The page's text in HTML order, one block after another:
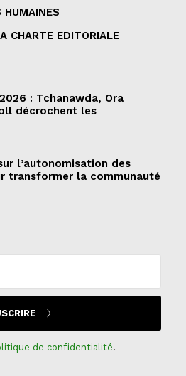
HUMAINES
CHARTE EDITORIALE
: Tchanawda, Ora
décrochent les
l’autonomisation des
transformer la communauté
de confidentialité.